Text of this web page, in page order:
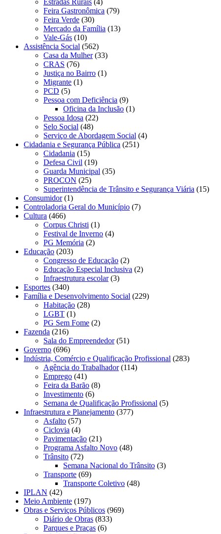
Feira Gastronômica (79)
Feira Verde (30)
Mercado da Família (13)
Vale-Gás (10)
Assistência Social (562)
Casa da Mulher(33)
CRAS (76)
Justiça no Bairro (1)
Migrante (1)
PCD (5)
Pessoa com Deficiência (9)
Oficina da Inclusão (1)
Pessoa Idosa (22)
Selo Social (48)
Serviço de Abordagem Social (4)
Cidadania e Segurança Pública (251)
Cidadania (15)
Defesa Civil (19)
Guarda Municipal (35)
PROCON (25)
Superintendência de Trânsito e Segurança Viária (15)
Consumidor(1)
Controladoria Geral do Município (7)
Cultura (466)
Corpus Christi (1)
Festival de Inverno (4)
PG Memória (2)
Educação (203)
Congresso de Educação (2)
Educação Especial Inclusiva (2)
Infraestrutura escolar(3)
Esportes (340)
Família e Desenvolvimento Social (229)
Habitação (28)
LGBT (1)
PG Sem Fome (2)
Fazenda (216)
Sala do Empreendedor(51)
Governo (696)
Indústria, Comércio e Qualificação Profissional (283)
Agência do Trabalhador(114)
Emprego (41)
Feira da Barão (8)
Investimento (6)
Semana de Qualificação Profissional (5)
Infraestrutura e Planejamento (377)
Asfalto (57)
Ciclovia (4)
Pavimentação (21)
Programa Asfalto Novo (48)
Trânsito (72)
Semana Nacional do Trânsito (3)
Transporte (69)
Transporte Coletivo (48)
IPLAN (42)
Meio Ambiente (197)
Obras e Serviços Públicos (969)
Diário de Obras (833)
Parques e Praças (6)